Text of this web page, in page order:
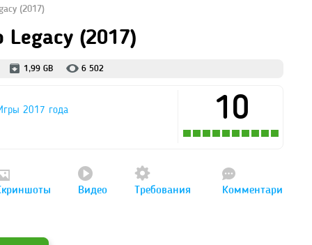
(2017)
Legacy (2017)
1,99 GB 6 502
2017 года 10
Видео Требования Комментари